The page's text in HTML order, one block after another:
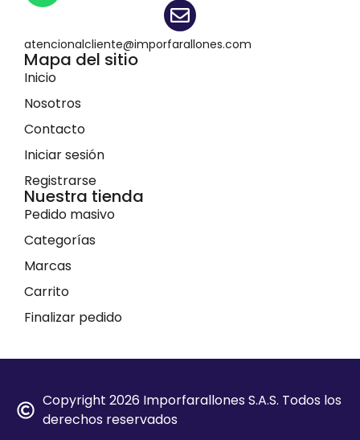
atencionalcliente@imporfarallones.com
Mapa del sitio
Inicio
Nosotros
Contacto
Iniciar sesión
Registrarse
Nuestra tienda
Pedido masivo
Categorías
Marcas
Carrito
Finalizar pedido
Copyright 2026 Imporfarallones S.A.S. Todos los
derechos reservados